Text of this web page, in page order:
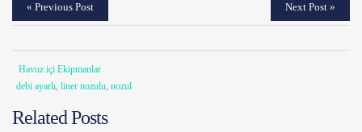
« Previous Post Next Post »
Havuz içi Ekipmanlar
debi ayarlı, liner nozulu, nozul
Related Posts